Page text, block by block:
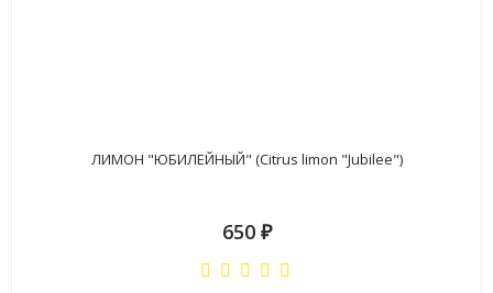
ЛИМОН "ЮБИЛЕЙНЫЙ" (Citrus limon "Jubilee")
650 ₽